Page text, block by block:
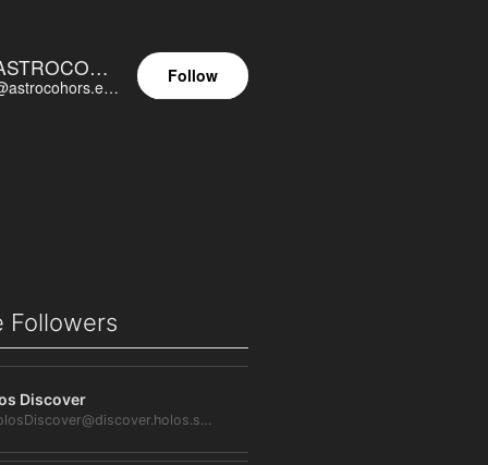
ASTROCOHORS EUNOIA ULTIMA
@astrocohors.eu@astrocohors.eu
Follow
Followers
Discover
@HolosDiscover@discover.holos.social